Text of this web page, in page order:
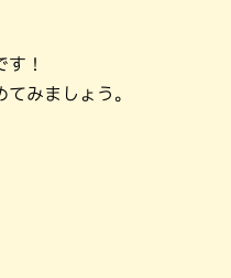
！
みましょう。